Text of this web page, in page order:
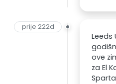
prije 222d
Leeds
ove
za El